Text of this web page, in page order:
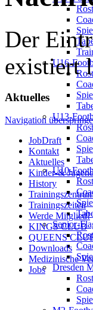
U16-
U13-
U10-
Senior-
Dresden
Der
existiert
Aktuelles
Navigation
JobDraft
Kontakt
Aktuelles
Kinder-&
History
Trainingszeiten
Werde Mitglied!
KINGS CLUB
QUEENS
Downloads
Medizinische
Jobs